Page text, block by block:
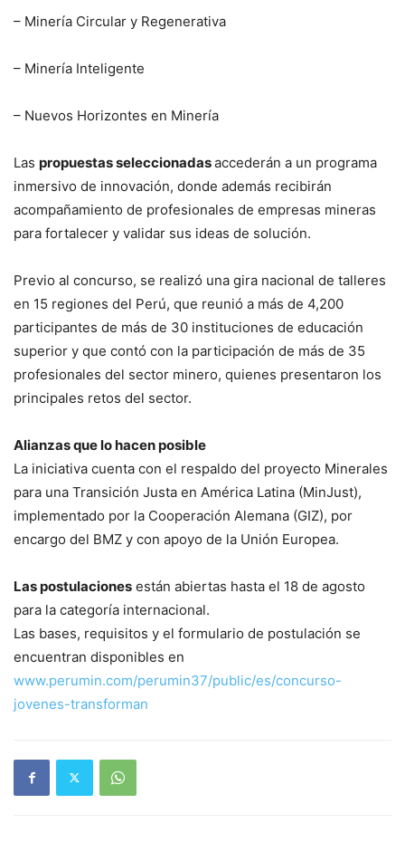
– Minería Circular y Regenerativa
– Minería Inteligente
– Nuevos Horizontes en Minería
Las propuestas seleccionadasaccederán a un programa
inmersivo de innovación, donde además recibirán
acompañamiento de profesionales de empresas mineras
para fortalecer y validar sus ideas de solución.
Previo al concurso, se realizó una gira nacional de talleres
en 15 regiones del Perú, que reunió a más de 4,200
participantes de más de 30 instituciones de educación
superior y que contó con la participación de más de 35
profesionales del sector minero, quienes presentaron los
principales retos del sector.
Alianzas que lo hacen posible
La iniciativa cuenta con el respaldo del proyecto Minerales
para una Transición Justa en América Latina (MinJust),
implementado por la Cooperación Alemana (GIZ), por
encargo del BMZ y con apoyo de la Unión Europea.
Las postulaciones están abiertas hasta el 18 de agosto
para la categoría internacional.
Las bases, requisitos y el formulario de postulación se
encuentran disponibles en
www.perumin.com/perumin37/public/es/concurso-
jovenes-transforman